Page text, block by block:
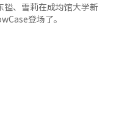
、雪莉在成均馆大学新
登场了。